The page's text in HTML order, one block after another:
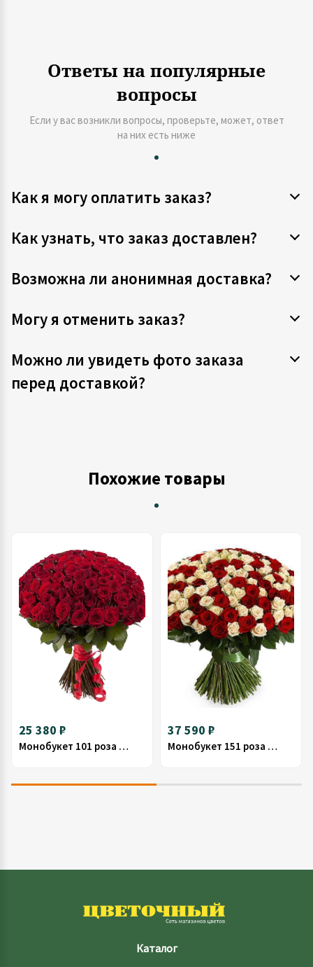
Ответы на популярные
вопросы
Если у вас возникли вопросы, проверьте, может, ответ
на них есть ниже
Как я могу оплатить заказ?
Как узнать, что заказ доставлен?
Возможна ли анонимная доставка?
Могу я отменить заказ?
Можно ли увидеть фото заказа
перед доставкой?
Похожие товары
25 380 ₽
Монобукет 101 роза (бордо) 70см
37 590 ₽
Монобукет 151 роза (микс) 70см
Каталог